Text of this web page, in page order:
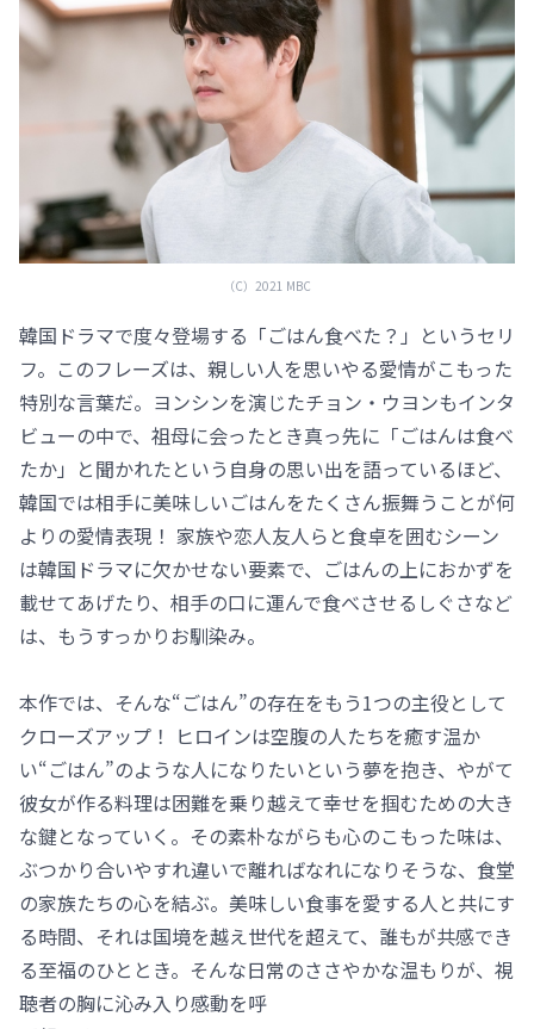
（C）2021 MBC
韓国ドラマで度々登場する「ごはん食べた？」というセリ
フ。このフレーズは、親しい人を思いやる愛情がこもった
特別な言葉だ。ヨンシンを演じたチョン・ウヨンもインタ
ビューの中で、祖母に会ったとき真っ先に「ごはんは食べ
たか」と聞かれたという自身の思い出を語っているほど、
韓国では相手に美味しいごはんをたくさん振舞うことが何
よりの愛情表現！ 家族や恋人友人らと食卓を囲むシーン
は韓国ドラマに欠かせない要素で、ごはんの上におかずを
載せてあげたり、相手の口に運んで食べさせるしぐさなど
は、もうすっかりお馴染み。
本作では、そんな“ごはん”の存在をもう1つの主役として
クローズアップ！ ヒロインは空腹の人たちを癒す温か
い“ごはん”のような人になりたいという夢を抱き、やがて
彼女が作る料理は困難を乗り越えて幸せを掴むための大き
な鍵となっていく。その素朴ながらも心のこもった味は、
ぶつかり合いやすれ違いで離ればなれになりそうな、食堂
の家族たちの心を結ぶ。美味しい食事を愛する人と共にす
る時間、それは国境を越え世代を超えて、誰もが共感でき
る至福のひととき。そんな日常のささやかな温もりが、視
聴者の胸に沁み入り感動を呼